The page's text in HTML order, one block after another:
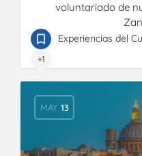
voluntariado de
Experiencias del
+1
MAY 13